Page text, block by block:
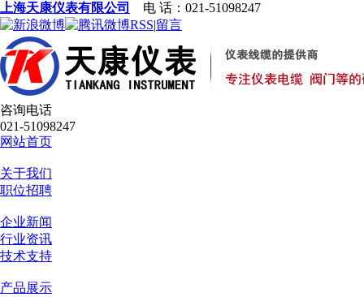
上海天康仪表有限公司
电 话：021-51098247
RSS|留言
咨询电话
021-51098247
网站首页
关于我们
职位招聘
企业新闻
行业资讯
技术支持
产品展示